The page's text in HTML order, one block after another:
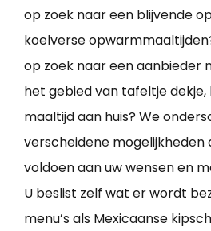
op zoek naar een blijvende
koelverse
op zoek naar een aanbieder
het gebied van tafeltje
maaltijd aan huis? We
verscheidene mogelijkheden
voldoen aan uw wensen en
U beslist zelf wat er wordt
menu’s als Mexicaanse